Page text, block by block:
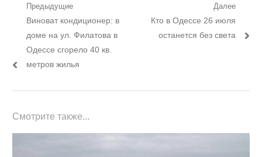
Навигация
записям
Предыдущие
Предыдущий
пост:
Виноват кондиционер: в
доме на ул. Филатова в
Одессе сгорело 40 кв.
метров жилья
Далее
Следующий
пост:
Кто в Одессе 26 июля
останется без света
Смотрите также...